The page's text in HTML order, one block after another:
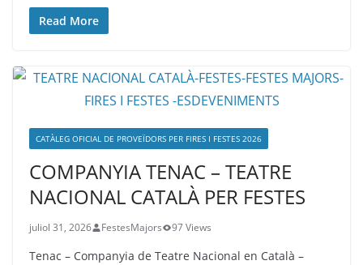
Read More
CATÀLEG OFICIAL DE PROVEÏDORS PER FIRES I FESTES 2026
COMPANYIA TENAC – TEATRE
NACIONAL CATALÀ PER FESTES
juliol 31, 2026 FestesMajors 97 Views
Tenac – Companyia de Teatre Nacional en Català –